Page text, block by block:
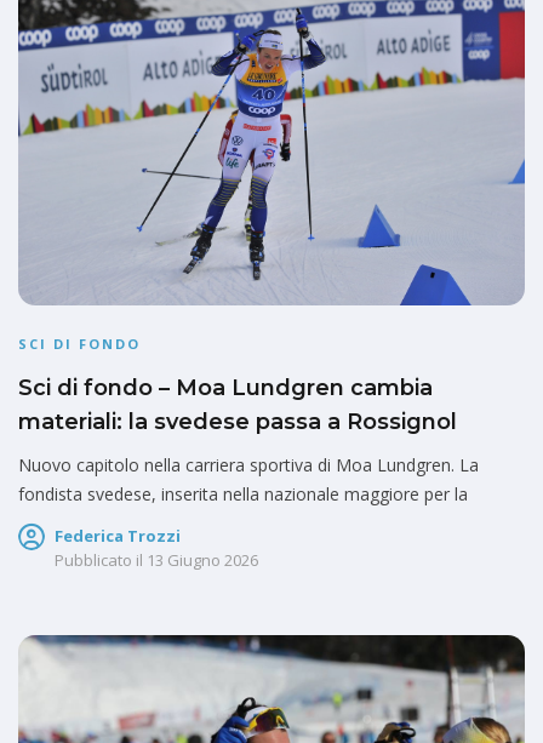
SCI DI FONDO
Sci di fondo – Moa Lundgren cambia
materiali: la svedese passa a Rossignol
Nuovo capitolo nella carriera sportiva di Moa Lundgren. La
fondista svedese, inserita nella nazionale maggiore per la
Federica Trozzi
Pubblicato il 13 Giugno 2026